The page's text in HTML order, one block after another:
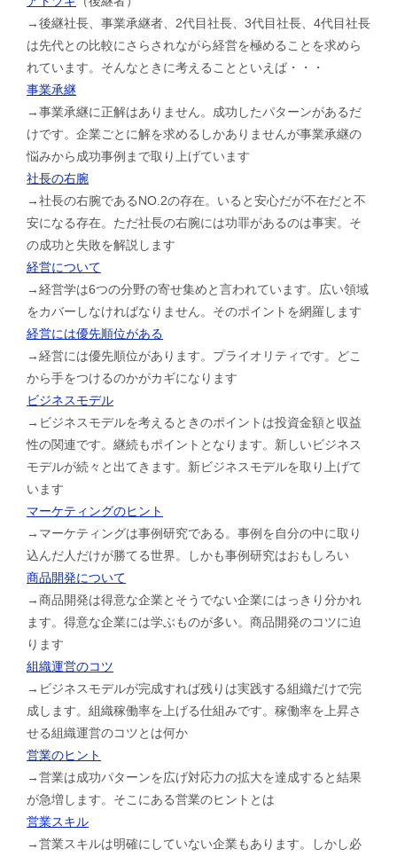
→後継社長、事業承継者、2代目社長、3代目社長、4代目社長
は先代との比較にさらされながら経営を極めることを求めら
れています。そんなときに考えることといえば・・・
事業承継
→事業承継に正解はありません。成功したパターンがあるだ
けです。企業ごとに解を求めるしかありませんが事業承継の
悩みから成功事例まで取り上げています
社長の右腕
→社長の右腕であるNO.2の存在。いると安心だが不在だと不
安になる存在。ただ社長の右腕には功罪があるのは事実。そ
の成功と失敗を解説します
経営について
→経営学は6つの分野の寄せ集めと言われています。広い領域
をカバーしなければなりません。そのポイントを網羅します
経営には優先順位がある
→経営には優先順位があります。プライオリティです。どこ
から手をつけるのかがカギになります
ビジネスモデル
→ビジネスモデルを考えるときのポイントは投資金額と収益
性の関連です。継続もポイントとなります。新しいビジネス
モデルが続々と出てきます。新ビジネスモデルを取り上げて
います
マーケティングのヒント
→マーケティングは事例研究である。事例を自分の中に取り
込んだ人だけが勝てる世界。しかも事例研究はおもしろい
商品開発について
→商品開発は得意な企業とそうでない企業にはっきり分かれ
ます。得意な企業には学ぶものが多い。商品開発のコツに迫
ります
組織運営のコツ
→ビジネスモデルが完成すれば残りは実践する組織だけで完
成します。組織稼働率を上げる仕組みです。稼働率を上昇さ
せる組織運営のコツとは何か
営業のヒント
→営業は成功パターンを広げ対応力の拡大を達成すると結果
が急増します。そこにある営業のヒントとは
営業スキル
→営業スキルは明確にしていない企業もあります。しかし必